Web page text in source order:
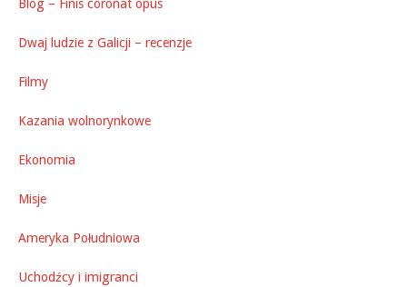
Blog – Finis coronat opus
Dwaj ludzie z Galicji – recenzje
Filmy
Kazania wolnorynkowe
Ekonomia
Misje
Ameryka Południowa
Uchodźcy i imigranci